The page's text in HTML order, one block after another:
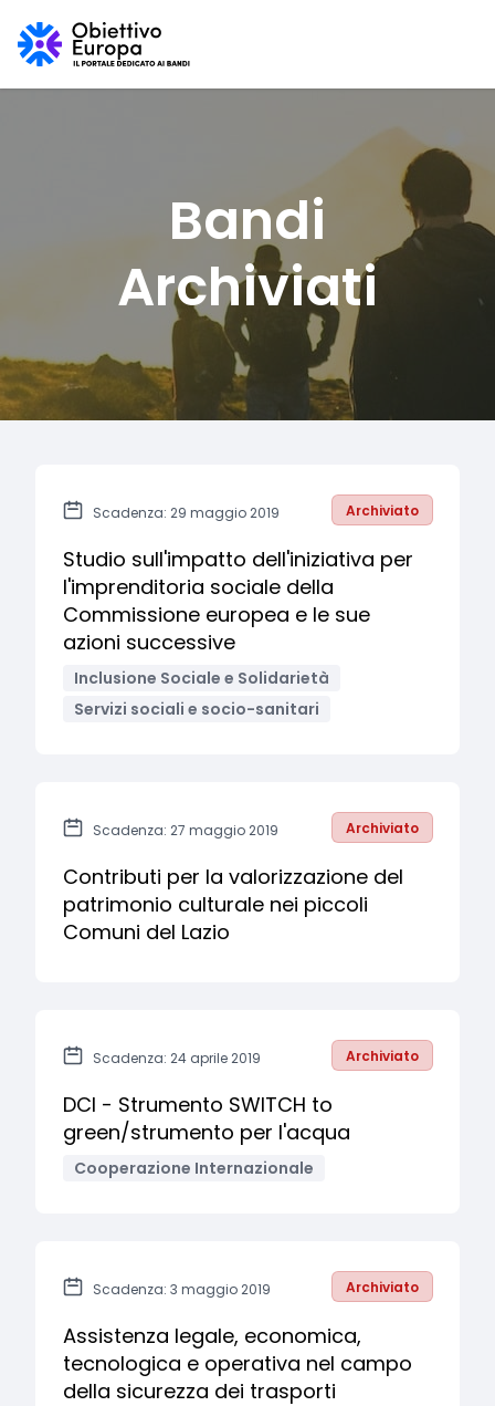
Bandi
Archiviati
Scadenza: 29 maggio 2019 Archiviato
Studio sull'impatto dell'iniziativa per
l'imprenditoria sociale della
Commissione europea e le sue
azioni successive
Inclusione Sociale e Solidarietà
Servizi sociali e socio-sanitari
Scadenza: 27 maggio 2019 Archiviato
Contributi per la valorizzazione del
patrimonio culturale nei piccoli
Comuni del Lazio
Scadenza: 24 aprile 2019 Archiviato
DCI - Strumento SWITCH to
green/strumento per l'acqua
Cooperazione Internazionale
Scadenza: 3 maggio 2019 Archiviato
Assistenza legale, economica,
tecnologica e operativa nel campo
della sicurezza dei trasporti